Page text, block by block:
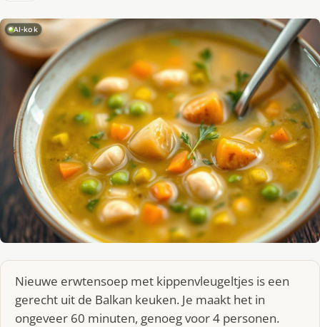
AI-kok
Nieuwe erwtensoep met kippenvleugeltjes is een
gerecht uit de Balkan keuken. Je maakt het in
ongeveer 60 minuten, genoeg voor 4 personen.